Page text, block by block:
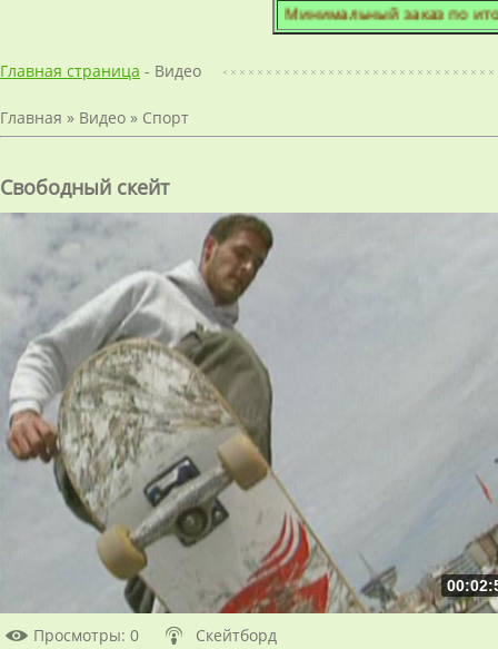
Минимальный заказ по
Главная страница - Видео
Главная » Видео » Спорт
Свободный скейт
Просмотры: 0 Скейтборд